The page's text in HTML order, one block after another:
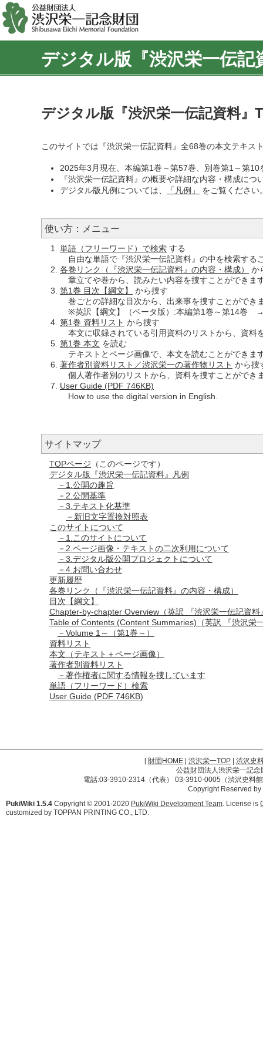
デジタル版『渋沢栄一伝記
デジタル版『渋沢栄一伝記資料』
このサイトでは『渋沢栄一伝記資料』全68巻の本文テキス
2025年3月現在、本編第1巻～第57巻、別巻第1～第10
『渋沢栄一伝記資料』の概要や詳細な内容・構成につ
デジタル版凡例については、
「凡例」 をご覧ください
使い方：メニュー
単語（フリーワード）で検索 する
自由な単語で『渋沢栄一伝記資料』の中を検索する
各巻リンク（『渋沢栄一伝記資料』の内容・構成）
か
章立てや巻から、読みたい内容を捜すことができま
第1巻 目次【綱文】
から捜す
巻ごとの詳細な目次から、出来事を捜すことができ
※英訳【綱文】（ベータ版）:本編第1巻～第14巻
第1巻 資料リスト から捜す
本文に収録されている引用資料のリストから、資料
第1巻 本文 を読む
テキストとページ画像で、本文を読むことができま
著作者別資料リスト／渋沢栄一の著作物リスト から捜
個人著作者別のリストから、資料を捜すことができ
User Guide (PDF 746KB)
How to use the digital version in English.
サイトマップ
TOPページ （このページです）
デジタル版『渋沢栄一伝記資料』凡例
－1.公開の趣旨
－2.公開基準
－3.テキスト化基準
－新旧文字置換対照表
このサイトについて
－1.このサイトについて
－2.ページ画像・テキストの二次利用について
－3.デジタル版公開プロジェクトについて
－4.お問い合わせ
更新履歴
各巻リンク（『渋沢栄一伝記資料』の内容・構成）
目次【綱文】
Chapter-by-chapter Overview（英訳 『渋沢栄一伝記資料
Table of Contents (Content Summaries)（英訳 『渋沢栄
－Volume 1～（第1巻～）
資料リスト
本文（テキスト＋ページ画像）
著作者別資料リスト
－著作権者に関する情報を捜しています
単語（フリーワード）検索
User Guide (PDF 746KB)
[財団HOME| 渋沢栄一TOP| 渋沢史
公益財団法人渋沢栄一記
電話:03-3910-2314（代表） 03-3910-0005（渋沢史料
Copyright Reserved
PukiWiki 1.5.4 Copyright © 2001-2020 PukiWiki Development Team. License is
customized by TOPPAN PRINTING CO., LTD.